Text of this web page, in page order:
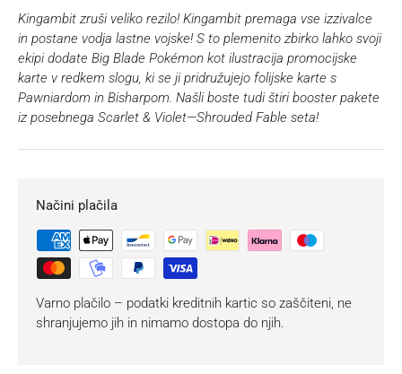
Kingambit zruši veliko rezilo! Kingambit premaga vse izzivalce
in postane vodja lastne vojske! S to plemenito zbirko lahko svoji
ekipi dodate Big Blade Pokémon kot ilustracija promocijske
karte v redkem slogu, ki se ji pridružujejo folijske karte s
Pawniardom in Bisharpom. Našli boste tudi štiri booster pakete
iz posebnega Scarlet & Violet—Shrouded Fable seta!
Načini plačila
Varno plačilo – podatki kreditnih kartic so zaščiteni, ne
shranjujemo jih in nimamo dostopa do njih.